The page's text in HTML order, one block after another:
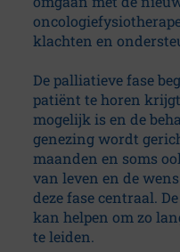
Information
Referring
Physicians
klachten en
De palliatieve fase
patiënt te horen
mogelijk is en de
genezing wordt
maanden en soms
van leven en de
deze fase centraal.
kan helpen om zo
te leiden.